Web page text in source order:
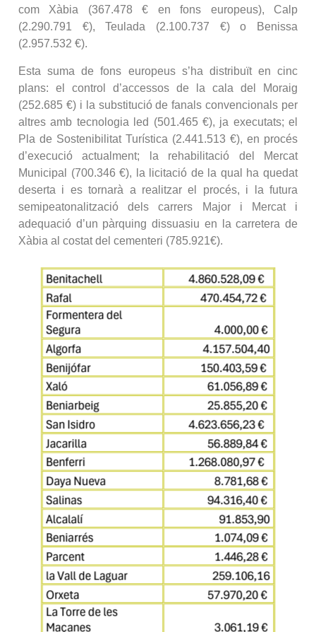
com Xàbia (367.478 € en fons europeus), Calp
(2.290.791 €), Teulada (2.100.737 €) o Benissa
(2.957.532 €).
Esta suma de fons europeus s’ha distribuït en cinc
plans: el control d’accessos de la cala del Moraig
(252.685 €) i la substitució de fanals convencionals per
altres amb tecnologia led (501.465 €), ja executats; el
Pla de Sostenibilitat Turística (2.441.513 €), en procés
d’execució actualment; la rehabilitació del Mercat
Municipal (700.346 €), la licitació de la qual ha quedat
deserta i es tornarà a realitzar el procés, i la futura
semipeatonalització dels carrers Major i Mercat i
adequació d’un pàrquing dissuasiu en la carretera de
Xàbia al costat del cementeri (785.921€).